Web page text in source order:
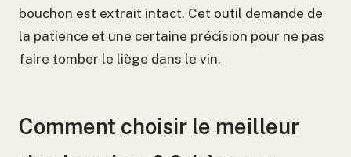
bouchon est extrait intact. Cet outil demande de
la patience et une certaine précision pour ne pas
faire tomber le liège dans le vin.
Comment choisir le meilleur